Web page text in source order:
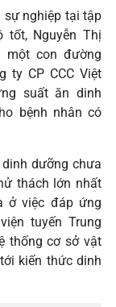
sự nghiệp tại tập
Nguyễn Thị
một con đường
ty CP CCC Việt
suất ăn dinh
bệnh nhân có
dưỡng chưa
thách lớn nhất
ở việc đáp ứng
tuyến Trung
thống cơ sở vật
kiến thức dinh